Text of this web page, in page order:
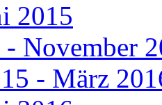
2015
- November
- März